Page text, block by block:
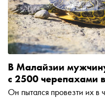
В Малайзии
с 2500 черепахами
Он пытался провезти их в